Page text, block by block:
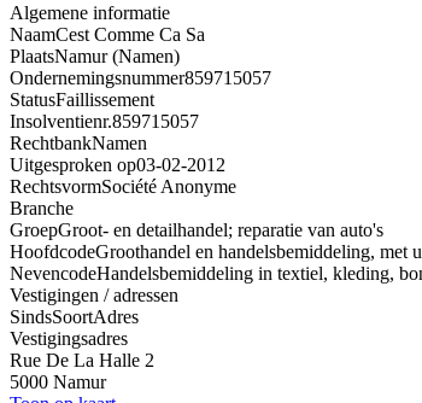
Algemene informatie
NaamCest Comme Ca Sa
PlaatsNamur (Namen)
Ondernemingsnummer859715057
StatusFaillissement
Insolventienr.859715057
RechtbankNamen
Uitgesproken op03-02-2012
RechtsvormSociété Anonyme
Branche
GroepGroot- en detailhandel; reparatie van auto's
HoofdcodeGroothandel en handelsbemiddeling, met
NevencodeHandelsbemiddeling in textiel, kleding,
Vestigingen / adressen
SindsSoortAdres
Vestigingsadres
Rue De La Halle 2
5000 Namur